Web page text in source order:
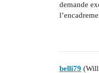
demande
belli79